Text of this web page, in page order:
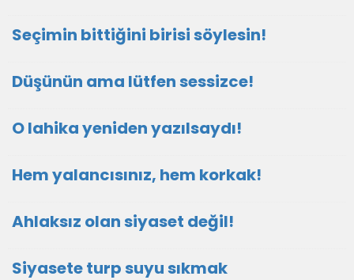
Seçimin bittiğini birisi söylesin!
Düşünün ama lütfen sessizce!
O lahika yeniden yazılsaydı!
Hem yalancısınız, hem korkak!
Ahlaksız olan siyaset değil!
Siyasete turp suyu sıkmak